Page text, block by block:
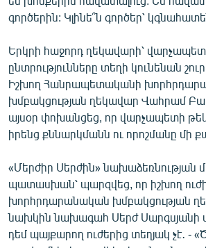
գործերին: Կլինե՞ն գործեր՝
Երկրի հաջորդ ղեկավարի՝
ընտրությունները տեղի կունենան
Իշխող Հանրապետականի
խմբակցության ղեկավար Վահրամ
այսօր փոխանցեց, որ վարչապետի
իրենց քննարկմանն ու որոշմանը մի
«Մերժիր Սերժին» նախաձեռնության
պատասխան՝ պարզվեց, որ իշխող
խորհրդարանական խմբակցության
նախկին նախագահ Սերժ Սարգսյանի
դեմ պայքարող ուժերից տեղյակ չէ․ -